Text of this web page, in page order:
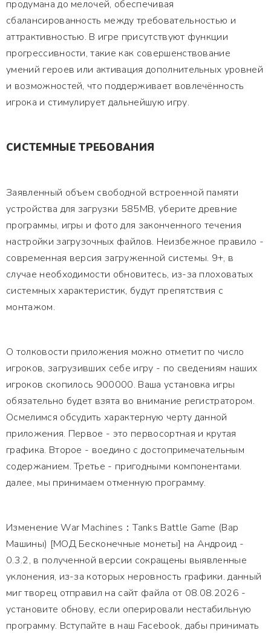
продумана до мелочей, обеспечивая
сбалансированность между требовательностью и
аттрактивностью. В игре присутствуют функции
прогрессивности, такие как совершенствование
умений героев или активация дополнительных уровней
и возможностей, что поддерживает вовлечённость
игрока и стимулирует дальнейшую игру.
СИСТЕМНЫЕ ТРЕБОВАНИЯ
Заявленный объем свободной встроенной памяти
устройства для загрузки 585MB, уберите древние
программы, игры и фото для законченного течения
настройки загрузочных файлов. Неизбежное правило -
современная версия загруженной системы. 9+, в
случае необходимости обновитесь, из-за плоховатых
системных характеристик, будут препятствия с
монтажом.
О толковости приложения можно отметит по число
игроков, загрузивших себе игру - по сведениям наших
игроков скопилось 900000. Ваша установка игры
обязательно будет взята во внимание регистратором.
Осмелимся обсудить характерную черту данной
приложения. Первое - это первосортная и крутая
графика. Второе - воедино с достопримечательным
содержанием. Третье - пригодными компонентами.
далее, мы принимаем отменную программу.
Изменение War Machines：Tanks Battle Game (Вар
Машины) [МОД Бесконечные монеты] на Андроид -
0.3.2, в полученной версии сокращены выявленные
уклонения, из-за которых неровность графики. данный
миг творец отправил на сайт файла от 08.08.2026 -
установите обнову, если оперировали нестабильную
программу. Вступайте в наш Facebook, дабы принимать